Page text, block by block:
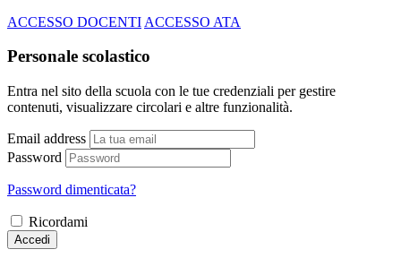
ACCESSO DOCENTI ACCESSO ATA
Personale scolastico
Entra nel sito della scuola con le tue credenziali per gestire
contenuti, visualizzare circolari e altre funzionalità.
Email address
Password
Password dimenticata?
Ricordami
Accedi